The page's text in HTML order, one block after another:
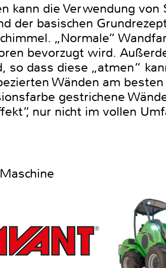
kann die Verwendung
der basischen
„Normale“
bevorzugt wird.
so dass diese „atmen“
Wänden am
gestrichene
nur nicht im vollen